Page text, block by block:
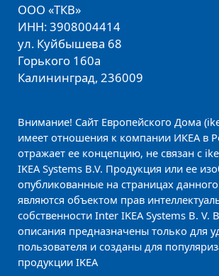
ООО «ТКВ»
ИНН: 3908004414
ул. Куйбышева 68
Горького 160а
Калининград, 236009
Внимание! Сайт Европейского Дома
имеет отношения к компании ИКЕА в
отражает ее концепцию, не связан с
IKEA Systems B.V. Продукция или ее
опубликованные на страницах данного
являются объектом прав
собственности Inter IKEA Systems B. V.
описания предназначены только для
пользователя и созданы для
продукции IKEA